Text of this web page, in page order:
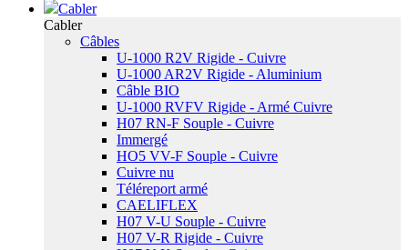
Cabler
Cabler
Câbles
U-1000 R2V Rigide - Cuivre
U-1000 AR2V Rigide - Aluminium
Câble BIO
U-1000 RVFV Rigide - Armé Cuivre
H07 RN-F Souple - Cuivre
Immergé
HO5 VV-F Souple - Cuivre
Cuivre nu
Téléreport armé
CAELIFLEX
H07 V-U Souple - Cuivre
H07 V-R Rigide - Cuivre